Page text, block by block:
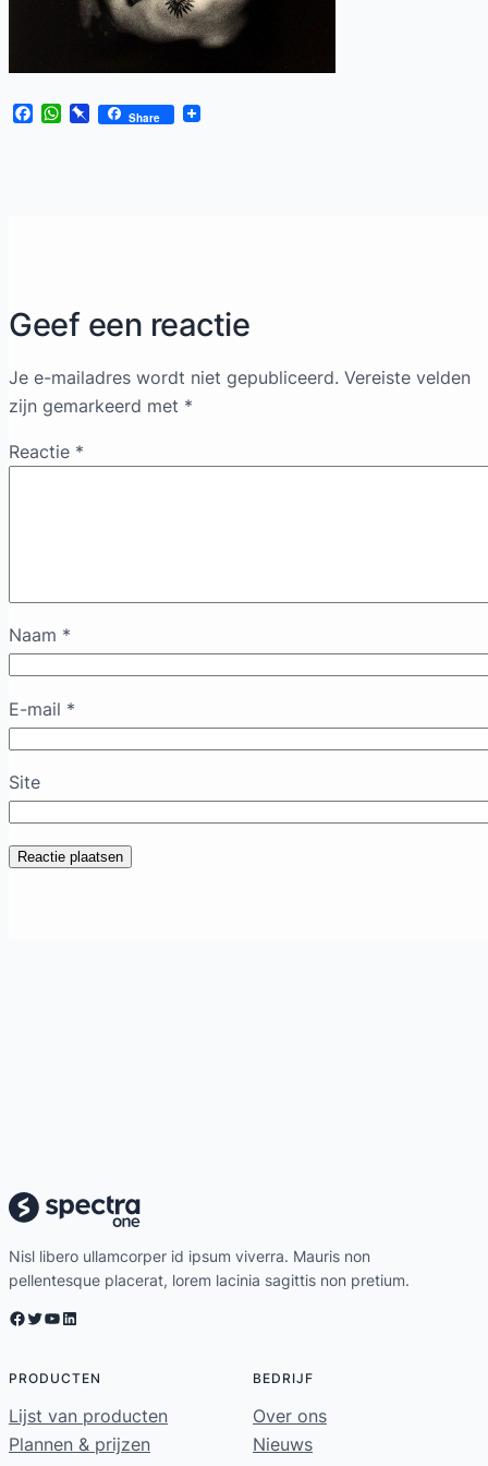
Facebook
WhatsApp
Pinboard
Share
Geef een reactie
Je e-mailadres wordt niet gepubliceerd. Vereiste velden
zijn gemarkeerd met *
Reactie *
Naam *
E-mail *
Site
Nisl libero ullamcorper id ipsum viverra. Mauris non
pellentesque placerat, lorem lacinia sagittis non pretium.
Facebook Twitter YouTube LinkedIn
PRODUCTEN
Lijst van producten
Plannen & prijzen
BEDRIJF
Over ons
Nieuws